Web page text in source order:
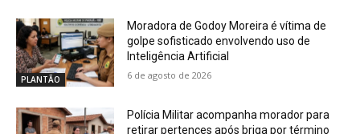
PLANTÃO
Moradora de Godoy Moreira é vítima de
golpe sofisticado envolvendo uso de
Inteligência Artificial
6 de agosto de 2026
Polícia Militar acompanha morador para
retirar pertences após briga por término